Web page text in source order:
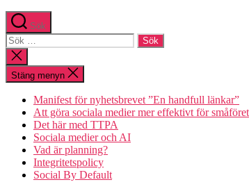
Sök
Sök
efter:
Stäng
sökningen
Stäng menyn
Manifest för nyhetsbrevet ”En handfull länkar”
Att göra sociala medier mer effektivt för
Det här med TTPA
Sociala medier och AI
Vad är planning?
Integritetspolicy
Social By Default